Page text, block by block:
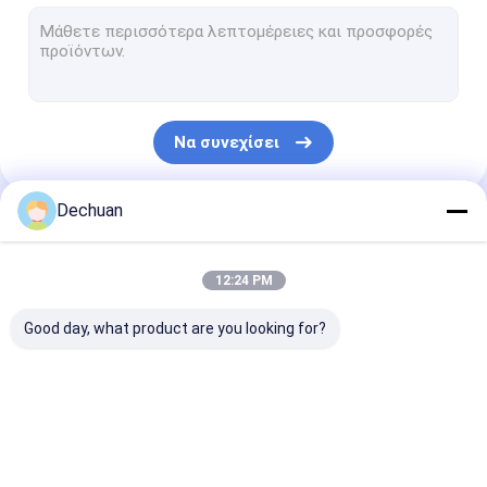
Υδραυλική αντλία εκσκαφέων
Βαλβίδα ελέγχου εκσκαφέων
Εξάρτηση σφραγίδων εκσκαφέων
Να συνεχίσει
Οι Κατηγορίες Μας
Dechuan
12:24 PM
Good day, what product are you looking for?